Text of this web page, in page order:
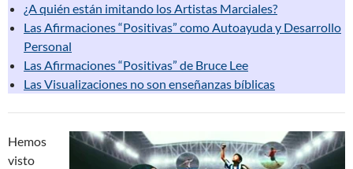
¿A quién están imitando los Artistas Marciales?
Las Afirmaciones “Positivas” como Autoayuda y Desarrollo
Personal
Las Afirmaciones “Positivas” de Bruce Lee
Las Visualizaciones no son enseñanzas bíblicas
Hemos
visto